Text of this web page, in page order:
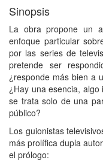
Sinopsis
La obra propone un
enfoque particular
por las series de
pretende ser
¿responde más bien a
¿Hay una esencia,
se trata solo de una
público?
Los guionistas
más prolífica dupla
el prólogo: